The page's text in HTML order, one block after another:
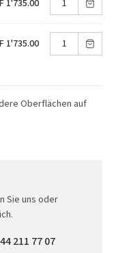
1'735.00
1'735.00
Oberflächen auf
Sie uns oder
211 77 07